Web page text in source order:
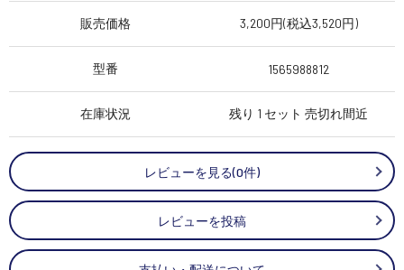
販売価格 3,200円(税込3,520円)
型番 1565988812
在庫状況 残り 1 セット 売切れ間近
レビューを見る(0件)
レビューを投稿